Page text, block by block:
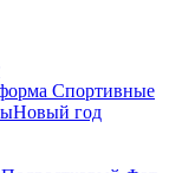
Спортивные
Новый год